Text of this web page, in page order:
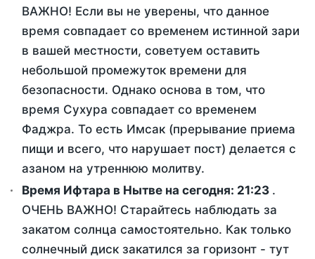
ВАЖНО! Если вы не уверены, что данное
время совпадает со временем истинной зари
в вашей местности, советуем оставить
небольшой промежуток времени для
безопасности. Однако основа в том, что
время Сухура совпадает со временем
Фаджра. То есть Имсак (прерывание приема
пищи и всего, что нарушает пост) делается с
азаном на утреннюю молитву.
Время Ифтара в Нытве на сегодня: 21:23 .
ОЧЕНЬ ВАЖНО! Старайтесь наблюдать за
закатом солнца самостоятельно. Как только
солнечный диск закатился за горизонт - тут